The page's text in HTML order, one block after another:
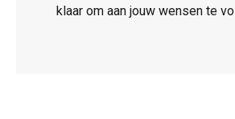
klaar om aan jouw wensen te